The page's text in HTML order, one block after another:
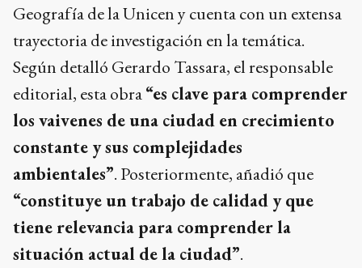
Geografía de la Unicen y cuenta con un extensa
trayectoria de investigación en la temática.
Según detalló Gerardo Tassara, el responsable
editorial, esta obra“es clave para comprender
los vaivenes de una ciudad en crecimiento
constante y sus complejidades
ambientales”. Posteriormente, añadió que
“constituye un trabajo de calidad y que
tiene relevancia para comprender la
situación actual de la ciudad”.